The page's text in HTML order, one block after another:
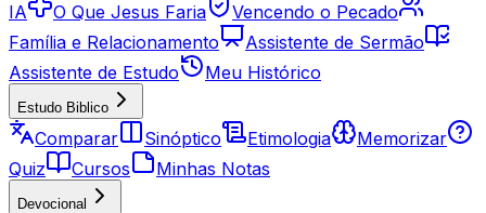
IA
O Que Jesus Faria
Vencendo o Pecado
Família e Relacionamento
Assistente de Sermão
Assistente de Estudo
Meu Histórico
Estudo Biblico
Comparar Sinóptico Etimologia
Memorizar
Quiz
Cursos Minhas Notas
Devocional